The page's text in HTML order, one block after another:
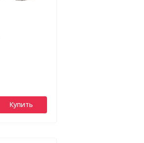
Купить